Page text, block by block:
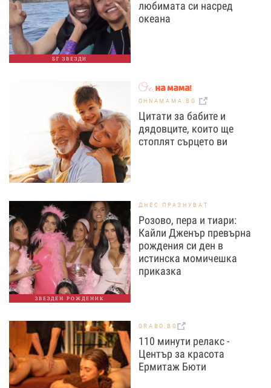
БГ ЗВЕЗДИ
любимата си насред
океана
OHNAMAMA.BG
Цитати за бабите и
дядовците, които ще
стоплят сърцето ви
ЗВЕЗДЕН РОЖДЕНИК
ДНЕС ПРАЗНУВАТ
Розово, пера и тиари:
Кайли Дженър превърна
рождения си ден в
истинска момичешка
приказка
GRABO.BG
110 минути релакс -
Център за красота
Ермитаж Бюти